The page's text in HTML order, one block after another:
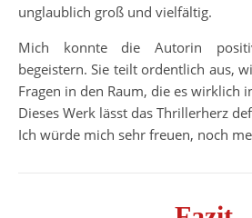
unglaublich groß und vielfältig.
Mich konnte die Autorin
begeistern. Sie teilt ordentlich aus,
Fragen in den Raum, die es wirklich
Dieses Werk lässt das Thrillerherz
Ich würde mich sehr freuen, noch